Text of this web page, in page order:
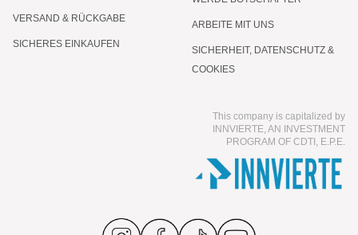
VERSAND & RÜCKGABE
SICHERES EINKAUFEN
ARBEITE MIT UNS
SICHERHEIT, DATENSCHUTZ &
COOKIES
This company is capitalized by
INNVIERTE, AN INVESTMENT
PROGRAM OF CDTI, E.P.E.